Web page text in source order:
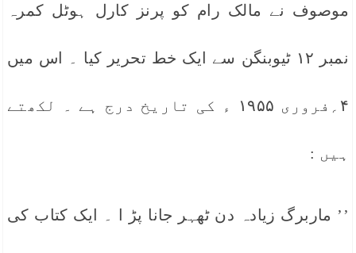
موصوف نے مالک رام کو پرنز کارل ہوٹل کمرہ
نمبر ۱۲ ٹیوبنگن سے ایک خط تحریر کیا ۔ اس میں
۴؍فروری ۱۹۵۵ ء کی تاریخ درج ہے ۔ لکھتے
ہیں :
’’ ماربرگ زیادہ دن ٹھہر جانا پڑ ا ۔ ایک کتاب کی